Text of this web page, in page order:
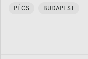
PÉCS BUDAPEST